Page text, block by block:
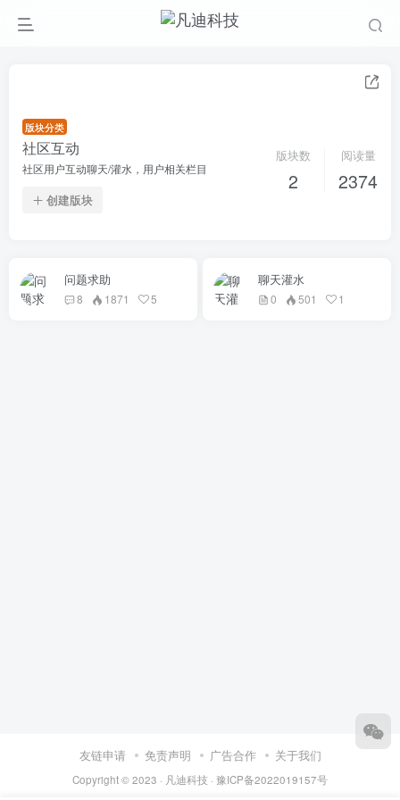
版块分类
社区互动
社区用户互动聊天/灌水，用户相关栏目
创建版块
版块数
2
阅读量
2374
问题求助
8 1871 5
聊天灌水
0 501 1
友链申请 免责声明 广告合作 关于我们
Copyright © 2023 · 凡迪科技 · 豫ICP备2022019157号